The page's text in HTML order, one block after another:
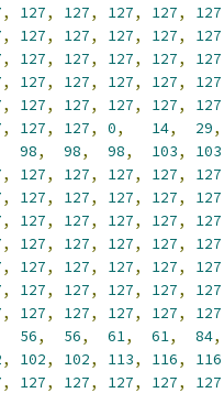
, 127, 127, 127, 127, 127
, 127, 127, 127, 127, 127
, 127, 127, 127, 127, 127
, 127, 127, 127, 127, 127
, 127, 127, 127, 127, 127
, 127, 127, 0, 14, 29,
98, 98, 98, 103, 103
, 127, 127, 127, 127, 127
, 127, 127, 127, 127, 127
, 127, 127, 127, 127, 127
, 127, 127, 127, 127, 127
, 127, 127, 127, 127, 127
, 127, 127, 127, 127, 127
, 127, 127, 127, 127, 127
56, 56, 61, 61, 84,
, 102, 102, 113, 116, 116
, 127, 127, 127, 127, 127